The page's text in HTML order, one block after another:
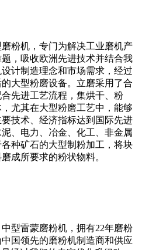
粉机，专门为解决工业磨机产
，吸收欧洲先进技术并结合我
计制造理念和市场需求，经过
大型粉磨设备。立磨采用了合
先进工艺流程，集烘干、粉
尤其在大型粉磨工艺中，能够
技术、经济指标达到国际先进
、电力、冶金、化工、非金属
种矿石的大型制粉加工，将块
成所要求的粉状物料。
型雷蒙磨粉机，拥有22年磨粉
国领先的磨粉机制造商和供应